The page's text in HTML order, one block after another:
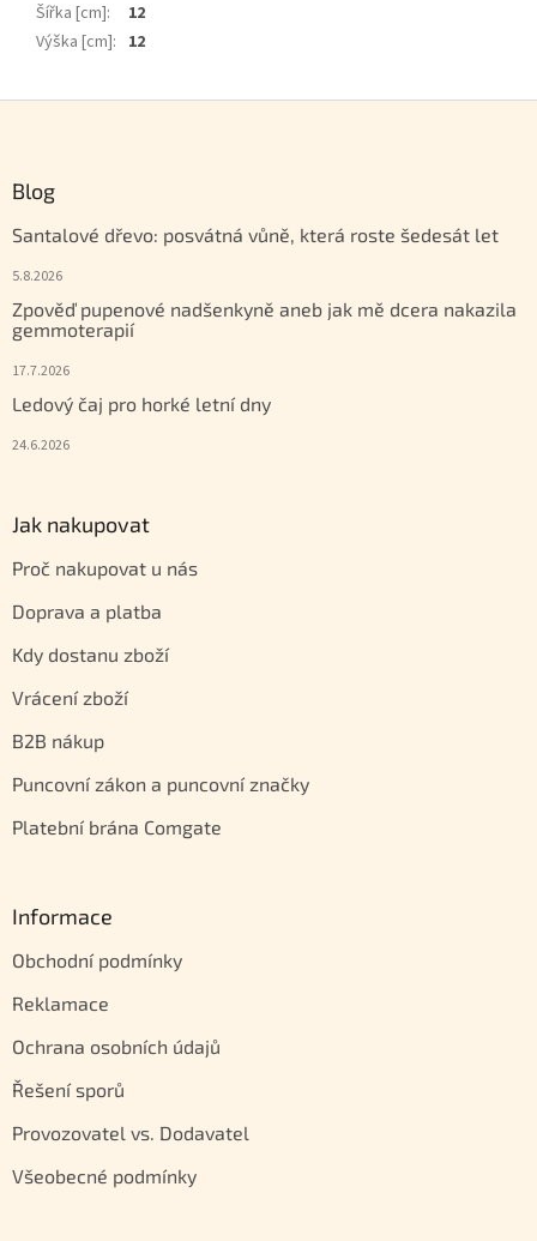
Šířka [cm]:
12
Výška [cm]: 12
Blog
Santalové dřevo: posvátná vůně, která roste šedesát let
5.8.2026
Zpověď pupenové nadšenkyně aneb jak mě dcera nakazila
gemmoterapií
17.7.2026
Ledový čaj pro horké letní dny
24.6.2026
Jak nakupovat
Proč nakupovat u nás
Doprava a platba
Kdy dostanu zboží
Vrácení zboží
B2B nákup
Puncovní zákon a puncovní značky
Platební brána Comgate
Informace
Obchodní podmínky
Reklamace
Ochrana osobních údajů
Řešení sporů
Provozovatel vs. Dodavatel
Všeobecné podmínky